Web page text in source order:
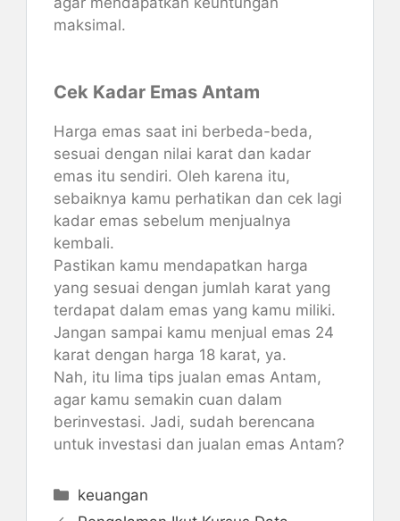
maksimal.
Cek Kadar Emas Antam
Harga emas saat ini berbeda-beda,
sesuai dengan nilai karat dan kadar
emas itu sendiri. Oleh karena itu,
sebaiknya kamu perhatikan dan cek lagi
kadar emas sebelum menjualnya
kembali.
Pastikan kamu mendapatkan harga
yang sesuai dengan jumlah karat yang
terdapat dalam emas yang kamu miliki.
Jangan sampai kamu menjual emas 24
karat dengan harga 18 karat, ya.
Nah, itu lima tips jualan emas Antam,
agar kamu semakin cuan dalam
berinvestasi. Jadi, sudah berencana
untuk investasi dan jualan emas Antam?
Kategori
keuangan